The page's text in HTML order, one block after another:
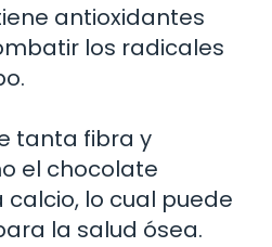
antioxidantes
los radicales
tanta fibra y
el chocolate
lo cual puede
la salud ósea.